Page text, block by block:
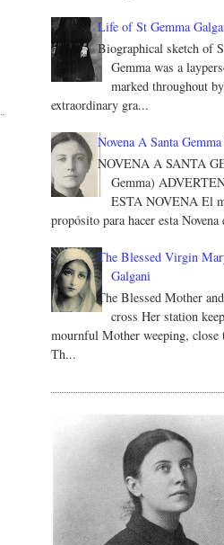
Life of St Gemma
Biographical sketch of
Gemma was a
marked throughout
extraordinary gra...
Novena A Santa
NOVENA A SANTA
Gemma)
ESTA NOVENA El
propósito para hacer esta Novena
The Blessed Virgin
Galgani
The Blessed Mother
cross Her station
mournful Mother weeping, close
Th...